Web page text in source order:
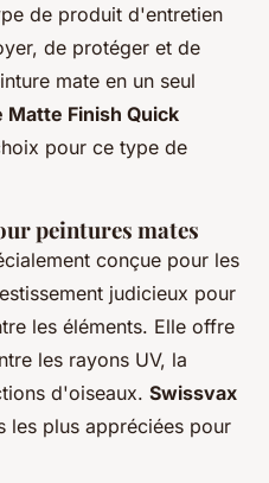
de produit d'entretien
de protéger et de
mate en un seul
Finish Quick
pour ce type de
peintures mates
conçue pour les
judicieux pour
les éléments. Elle offre
les rayons UV, la
d'oiseaux. Swissvax
les plus appréciées pour